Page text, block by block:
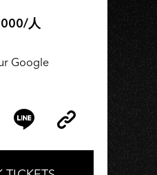
人
Google
on
LINE
Link